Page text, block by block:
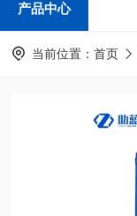
产品中心
当前位置： 首页